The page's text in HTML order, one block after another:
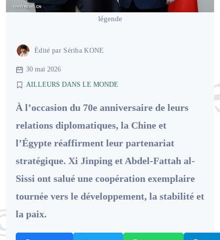
légende
Édité par Sériba KONE
30 mai 2026
AILLEURS DANS LE MONDE
À l’occasion du 70e anniversaire de leurs
relations diplomatiques, la Chine et
l’Égypte réaffirment leur partenariat
stratégique. Xi Jinping et Abdel-Fattah al-
Sissi ont salué une coopération exemplaire
tournée vers le développement, la stabilité et
la paix.